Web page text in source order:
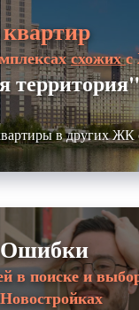
схожих
территория"
в других ЖК
Ошибки
в поиске и